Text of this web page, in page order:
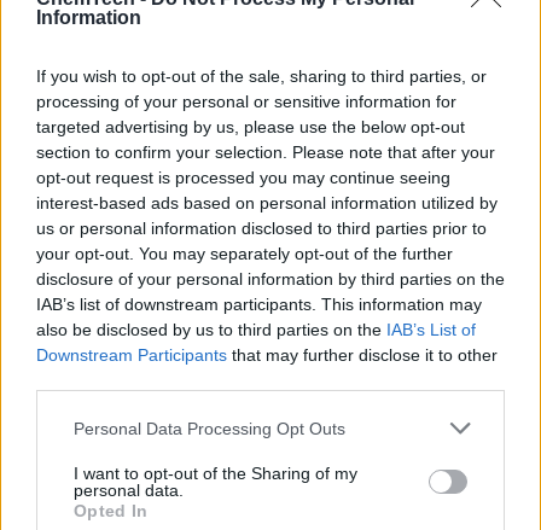
Information
If you wish to opt-out of the sale, sharing to third parties, or
processing of your personal or sensitive information for
targeted advertising by us, please use the below opt-out
section to confirm your selection. Please note that after your
opt-out request is processed you may continue seeing
interest-based ads based on personal information utilized by
us or personal information disclosed to third parties prior to
your opt-out. You may separately opt-out of the further
disclosure of your personal information by third parties on the
IAB’s list of downstream participants. This information may
also be disclosed by us to third parties on the IAB’s List of
Downstream Participants that may further disclose it to other
Personal Data Processing Opt Outs
I want to opt-out of the Sharing of my
personal data.
Opted In
ΣΕΔΕ 2: Ρυθμιζόμενες
Οντότητες και Πώς η
ChemTech Αναλαμβάνει
την Πλήρη Συμμόρφωση